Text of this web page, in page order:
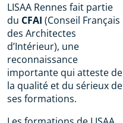
LISAA Rennes fait partie
du CFAI (Conseil Français
des Architectes
d’Intérieur), une
reconnaissance
importante qui atteste de
la qualité et du sérieux de
ses formations.